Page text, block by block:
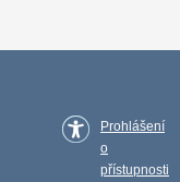
Prohlášení
o
přístupnosti